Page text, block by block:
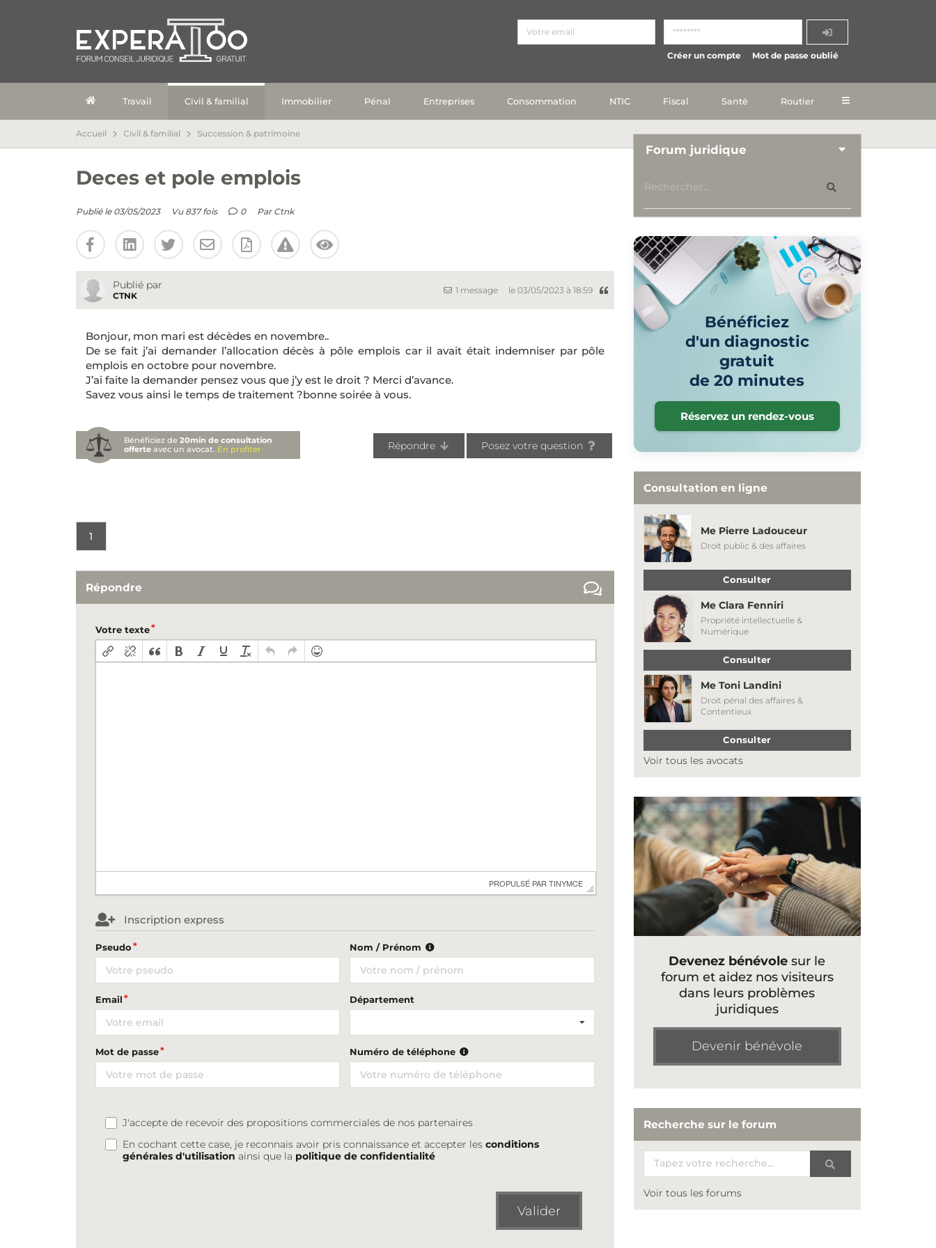
Créer un compte Mot de passe oublié
Travail Civil & familial Immobilier Pénal Entreprises Consommation NTIC Fiscal Santé Routier
Accueil Civil & familial Succession & patrimoine
Deces et pole emplois
Publié le 03/05/2023 Vu 837 fois 0 Par Ctnk
Publié par
CTNK
1 message le 03/05/2023 à 18:59
Bonjour, mon mari est décèdes en novembre..
De se fait j’ai demander l’allocation décès à pôle emplois car il avait était indemniser par pôle
emplois en octobre pour novembre.
J’ai faite la demander pensez vous que j’y est le droit ? Merci d’avance.
Savez vous ainsi le temps de traitement ?bonne soirée à vous.
Bénéficiez de20min de consultation
offerte avec un avocat. En profiter Répondre Posez votre question
1
Répondre
Votre texte
PROPULSÉ PAR TINYMCE
Inscription express
Pseudo Nom / Prénom
Email Département
Mot de passe Numéro de téléphone
J'accepte de recevoir des propositions commerciales de nos partenaires
En cochant cette case, je reconnais avoir pris connaissance et accepter lesconditions
générales d'utilisation ainsi que la politique de confidentialité
Valider
Forum juridique
Bénéficiez
d'un diagnostic
gratuit
de 20 minutes
Réservez un rendez-vous
Consultation en ligne
Me Pierre Ladouceur
Droit public & des affaires
Consulter
Me Clara Fenniri
Propriété intellectuelle &
Numérique
Consulter
Me Toni Landini
Droit pénal des affaires &
Contentieux
Consulter
Voir tous les avocats
Devenez bénévole sur le
forum et aidez nos visiteurs
dans leurs problèmes
juridiques
Devenir bénévole
Recherche sur le forum
Voir tous les forums